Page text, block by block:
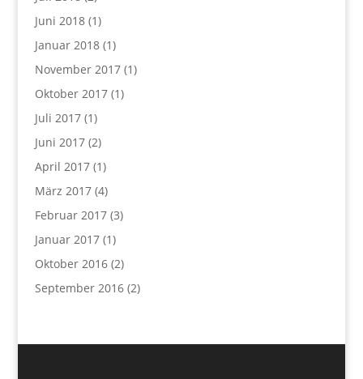
Juni 2018(1)
Januar 2018(1)
November 2017(1)
Oktober 2017(1)
Juli 2017(1)
Juni 2017(2)
April 2017(1)
März 2017(4)
Februar 2017(3)
Januar 2017(1)
Oktober 2016(2)
September 2016(2)